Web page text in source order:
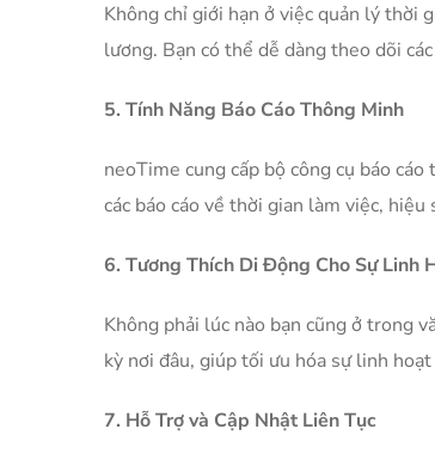
Không chỉ giới hạn ở việc quản lý thời
lương. Bạn có thể dễ dàng theo dõi
5. Tính Năng Báo Cáo Thông Minh
neoTime cung cấp bộ công cụ báo
các báo cáo về thời gian làm việc,
6. Tương Thích Di Động Cho Sự Linh
Không phải lúc nào bạn cũng ở trong
kỳ nơi đâu, giúp tối ưu hóa sự linh
7. Hỗ Trợ và Cập Nhật Liên Tục